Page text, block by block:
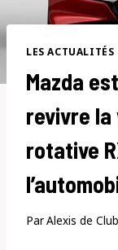
LES ACTUALITÉS
Mazda
revivre
rotative
ParAlexis de